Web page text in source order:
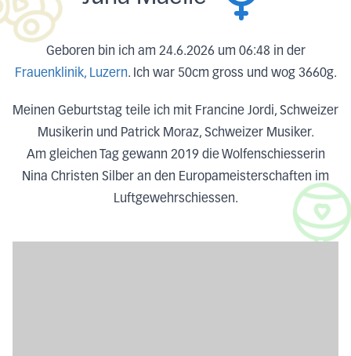
Geboren bin ich am 24.6.2026 um 06:48 in der
Frauenklinik, Luzern. Ich war 50cm gross und wog 3660g.
Meinen Geburtstag teile ich mit Francine Jordi, Schweizer
Musikerin und Patrick Moraz, Schweizer Musiker.
Am gleichen Tag gewann 2019 die Wolfenschiesserin
Nina Christen Silber an den Europameisterschaften im
Luftgewehrschiessen.